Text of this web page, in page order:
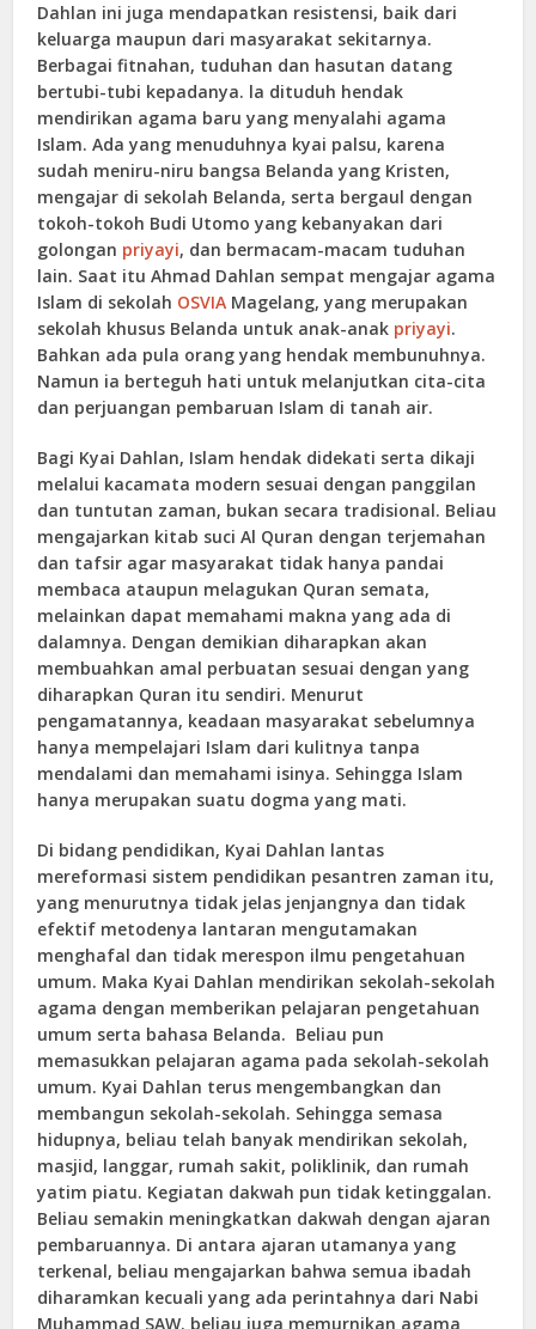
Dahlan ini juga mendapatkan resistensi, baik dari
keluarga maupun dari masyarakat sekitarnya.
Berbagai fitnahan, tuduhan dan hasutan datang
bertubi-tubi kepadanya. la dituduh hendak
mendirikan agama baru yang menyalahi agama
Islam. Ada yang menuduhnya kyai palsu, karena
sudah meniru-niru bangsa Belanda yang Kristen,
mengajar di sekolah Belanda, serta bergaul dengan
tokoh-tokoh Budi Utomo yang kebanyakan dari
golongan priyayi, dan bermacam-macam tuduhan
lain. Saat itu Ahmad Dahlan sempat mengajar agama
Islam di sekolah OSVIA Magelang, yang merupakan
sekolah khusus Belanda untuk anak-anak priyayi.
Bahkan ada pula orang yang hendak membunuhnya.
Namun ia berteguh hati untuk melanjutkan cita-cita
dan perjuangan pembaruan Islam di tanah air.
Bagi Kyai Dahlan, Islam hendak didekati serta dikaji
melalui kacamata modern sesuai dengan panggilan
dan tuntutan zaman, bukan secara tradisional. Beliau
mengajarkan kitab suci Al Quran dengan terjemahan
dan tafsir agar masyarakat tidak hanya pandai
membaca ataupun melagukan Quran semata,
melainkan dapat memahami makna yang ada di
dalamnya. Dengan demikian diharapkan akan
membuahkan amal perbuatan sesuai dengan yang
diharapkan Quran itu sendiri. Menurut
pengamatannya, keadaan masyarakat sebelumnya
hanya mempelajari Islam dari kulitnya tanpa
mendalami dan memahami isinya. Sehingga Islam
hanya merupakan suatu dogma yang mati.
Di bidang pendidikan, Kyai Dahlan lantas
mereformasi sistem pendidikan pesantren zaman itu,
yang menurutnya tidak jelas jenjangnya dan tidak
efektif metodenya lantaran mengutamakan
menghafal dan tidak merespon ilmu pengetahuan
umum. Maka Kyai Dahlan mendirikan sekolah-sekolah
agama dengan memberikan pelajaran pengetahuan
umum serta bahasa Belanda. Beliau pun
memasukkan pelajaran agama pada sekolah-sekolah
umum. Kyai Dahlan terus mengembangkan dan
membangun sekolah-sekolah. Sehingga semasa
hidupnya, beliau telah banyak mendirikan sekolah,
masjid, langgar, rumah sakit, poliklinik, dan rumah
yatim piatu. Kegiatan dakwah pun tidak ketinggalan.
Beliau semakin meningkatkan dakwah dengan ajaran
pembaruannya. Di antara ajaran utamanya yang
terkenal, beliau mengajarkan bahwa semua ibadah
diharamkan kecuali yang ada perintahnya dari Nabi
Muhammad SAW. beliau juga memurnikan agama